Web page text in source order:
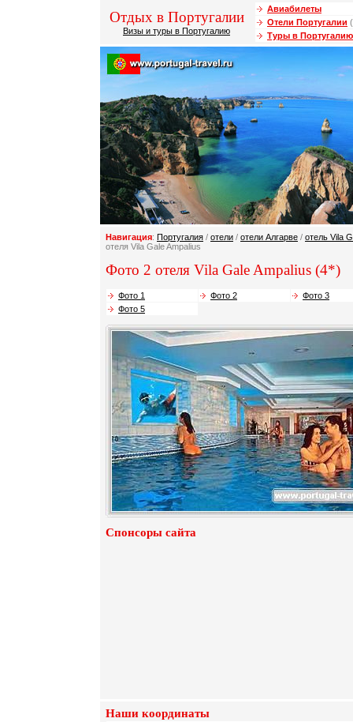
Отдых в Португалии
Визы и туры в Португалию
Авиабилеты
Отели Португалии
Туры в Португалию
Навигация: Португалия / отели / отели Алгарве / отель Vila
отеля Vila Gale Ampalius
Фото 2 отеля Vila Gale Ampalius (4*)
Фото 1 Фото 2
Фото 3
Фото 5
Спонсоры сайта
Наши координаты